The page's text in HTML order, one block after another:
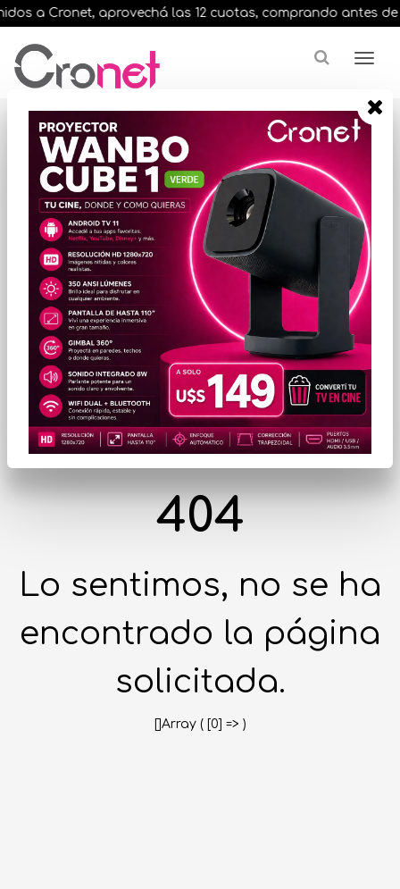
a Cronet, aprovechá las 12 cuotas, comprando antes de
404
Lo sentimos, no se ha
encontrado la página
solicitada.
[]Array ( [0] => )